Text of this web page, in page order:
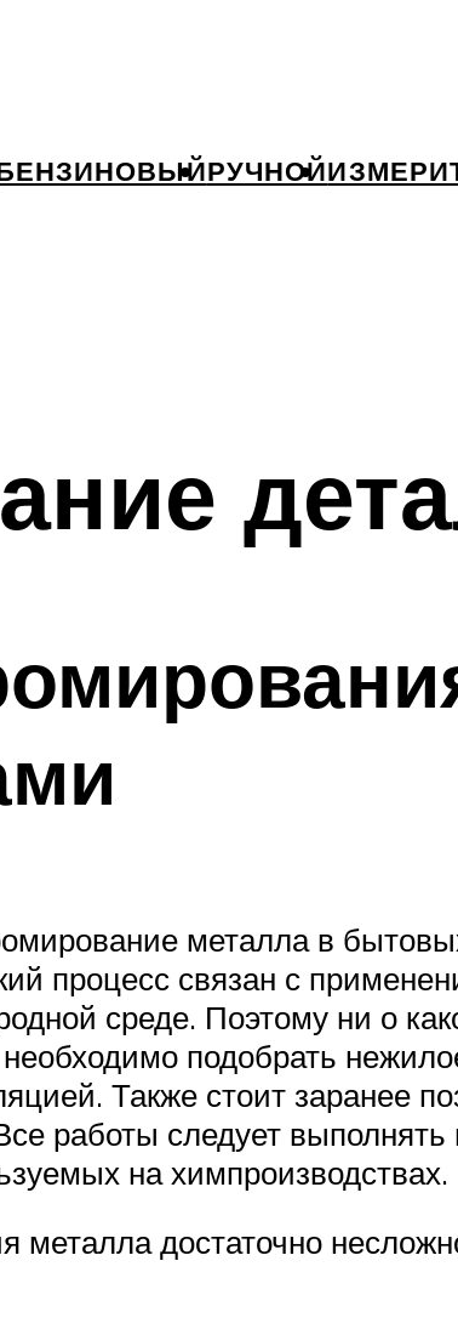
РУЧНОЙ
металла в
процесс связан с
среде. Поэтому ни о
подобрать
Также стоит заранее
работы следует
на химпроизводствах.
достаточно